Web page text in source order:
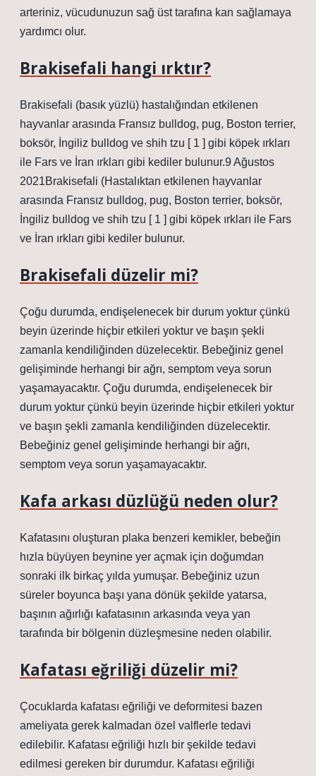
arteriniz, vücudunuzun sağ üst tarafına kan sağlamaya
yardımcı olur.
Brakisefali hangi ırktır?
Brakisefali (basık yüzlü) hastalığından etkilenen
hayvanlar arasında Fransız bulldog, pug, Boston terrier,
boksör, İngiliz bulldog ve shih tzu [ 1 ] gibi köpek ırkları
ile Fars ve İran ırkları gibi kediler bulunur.9 Ağustos
2021Brakisefali (Hastalıktan etkilenen hayvanlar
arasında Fransız bulldog, pug, Boston terrier, boksör,
İngiliz bulldog ve shih tzu [ 1 ] gibi köpek ırkları ile Fars
ve İran ırkları gibi kediler bulunur.
Brakisefali düzelir mi?
Çoğu durumda, endişelenecek bir durum yoktur çünkü
beyin üzerinde hiçbir etkileri yoktur ve başın şekli
zamanla kendiliğinden düzelecektir. Bebeğiniz genel
gelişiminde herhangi bir ağrı, semptom veya sorun
yaşamayacaktır. Çoğu durumda, endişelenecek bir
durum yoktur çünkü beyin üzerinde hiçbir etkileri yoktur
ve başın şekli zamanla kendiliğinden düzelecektir.
Bebeğiniz genel gelişiminde herhangi bir ağrı,
semptom veya sorun yaşamayacaktır.
Kafa arkası düzlüğü neden olur?
Kafatasını oluşturan plaka benzeri kemikler, bebeğin
hızla büyüyen beynine yer açmak için doğumdan
sonraki ilk birkaç yılda yumuşar. Bebeğiniz uzun
süreler boyunca başı yana dönük şekilde yatarsa,
başının ağırlığı kafatasının arkasında veya yan
tarafında bir bölgenin düzleşmesine neden olabilir.
Kafatası eğriliği düzelir mi?
Çocuklarda kafatası eğriliği ve deformitesi bazen
ameliyata gerek kalmadan özel valflerle tedavi
edilebilir. Kafatası eğriliği hızlı bir şekilde tedavi
edilmesi gereken bir durumdur. Kafatası eğriliği